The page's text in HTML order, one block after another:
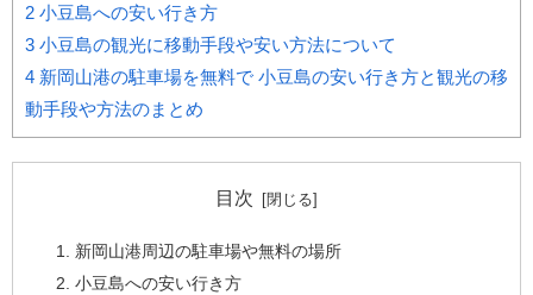
2 小豆島への安い行き方
3 小豆島の観光に移動手段や安い方法について
4 新岡山港の駐車場を無料で 小豆島の安い行き方と観光の移
動手段や方法のまとめ
目次
新岡山港周辺の駐車場や無料の場所
小豆島への安い行き方